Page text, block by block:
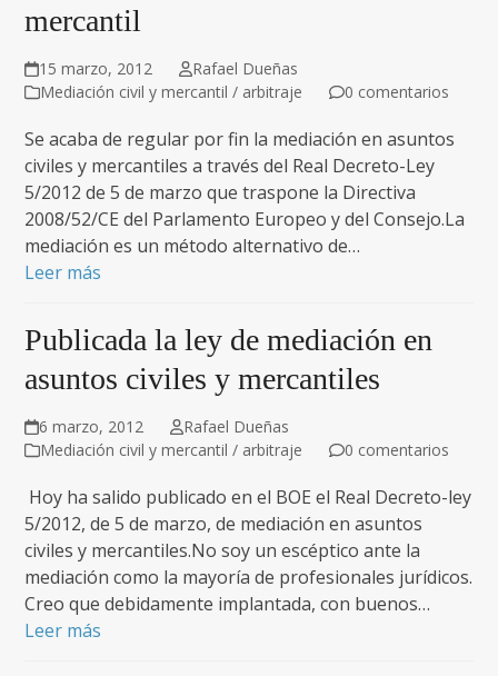
mercantil
15 marzo, 2012
Rafael Dueñas
Mediación civil y mercantil / arbitraje
0 comentarios
Se acaba de regular por fin la mediación en asuntos
civiles y mercantiles a través del Real Decreto-Ley
5/2012 de 5 de marzo que traspone la Directiva
2008/52/CE del Parlamento Europeo y del Consejo.La
mediación es un método alternativo de…
Leer más
Publicada la ley de mediación en
asuntos civiles y mercantiles
6 marzo, 2012
Rafael Dueñas
Mediación civil y mercantil / arbitraje
0 comentarios
Hoy ha salido publicado en el BOE el Real Decreto-ley
5/2012, de 5 de marzo, de mediación en asuntos
civiles y mercantiles.No soy un escéptico ante la
mediación como la mayoría de profesionales jurídicos.
Creo que debidamente implantada, con buenos…
Leer más